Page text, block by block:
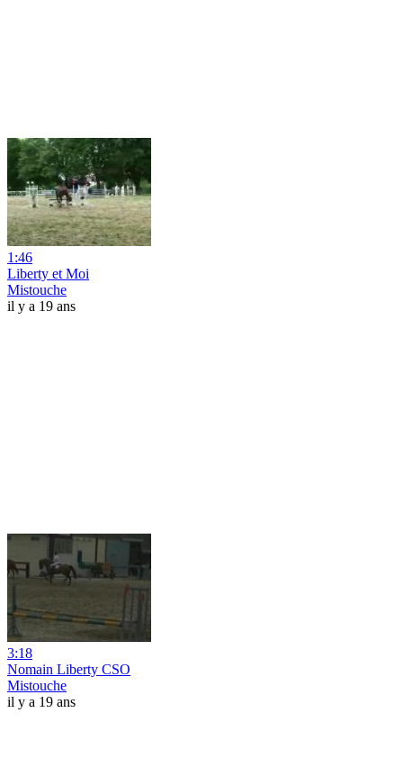
1:46
Liberty et Moi
Mistouche
il y a 19 ans
3:18
Nomain Liberty CSO
Mistouche
il y a 19 ans